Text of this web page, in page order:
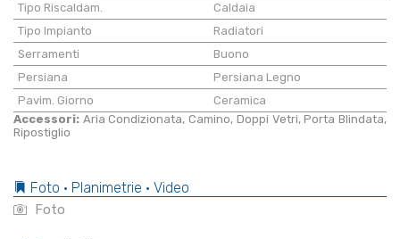
Tipo Riscaldam.
Caldaia
Tipo Impianto
Radiatori
Serramenti
Buono
Persiana
Persiana Legno
Pavim. Giorno
Ceramica
Accessori: Aria Condizionata, Camino, Doppi Vetri, Porta Blindata,
Ripostiglio
Foto • Planimetrie • Video
Foto